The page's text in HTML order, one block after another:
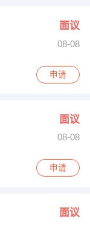
面议
08-08
申请
面议
08-08
村860号
申请
面议